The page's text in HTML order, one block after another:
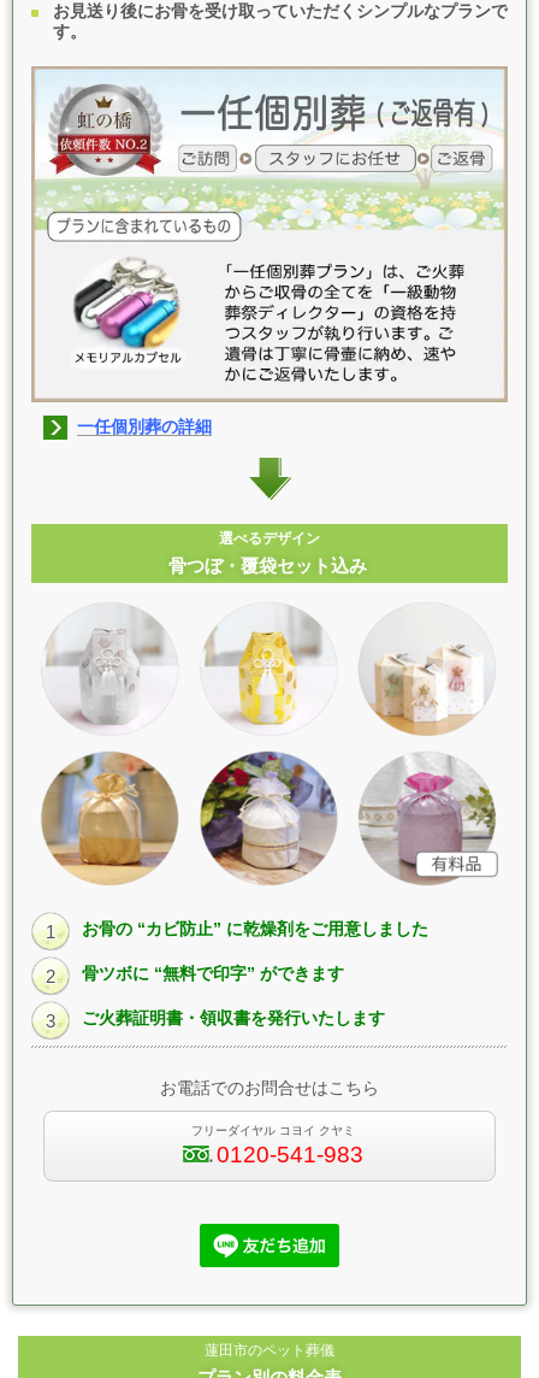
お見送り後にお骨を受け取っていただくシンプルなプランで
す。
一任個別葬の詳細
選べるデザイン
骨つぼ・覆袋セット込み
1 お骨の “カビ防止” に乾燥剤をご用意しました
2 骨ツボに “無料で印字” ができます
3 ご火葬証明書・領収書を発行いたします
お電話でのお問合せはこちら
フリーダイヤル コヨイ クヤミ
0120-541-983
蓮田市のペット葬儀